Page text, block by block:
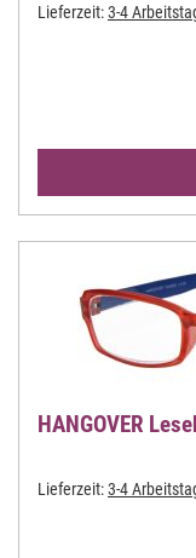
Lieferzeit:3-4
HANGOVER
Lieferzeit:3-4